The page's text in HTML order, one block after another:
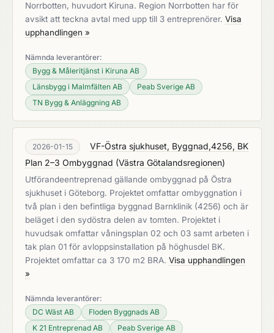
Norrbotten, huvudort Kiruna. Region Norrbotten har för
avsikt att teckna avtal med upp till 3 entreprenörer. Visa
upphandlingen »
Nämnda leverantörer:
Bygg & Måleritjänst i Kiruna AB
Länsbygg i Malmfälten AB
Peab Sverige AB
TN Bygg & Anläggning AB
2026-01-15
VF-Östra sjukhuset, Byggnad,4256, BK
Plan 2–3 Ombyggnad (Västra Götalandsregionen)
Utförandeentreprenad gällande ombyggnad på Östra
sjukhuset i Göteborg. Projektet omfattar ombyggnation i
två plan i den befintliga byggnad Barnklinik (4256) och är
beläget i den sydöstra delen av tomten. Projektet i
huvudsak omfattar våningsplan 02 och 03 samt arbeten i
tak plan 01 för avloppsinstallation på höghusdel BK.
Projektet omfattar ca 3 170 m2 BRA. Visa upphandlingen
»
Nämnda leverantörer:
DC Wäst AB
Floden Byggnads AB
K 21 Entreprenad AB
Peab Sverige AB